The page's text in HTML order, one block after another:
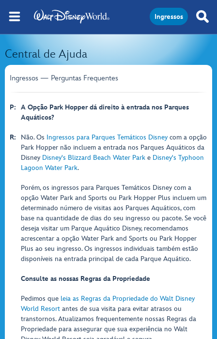
Ingressos
Central de Ajuda
Ingressos — Perguntas Frequentes
P:
A Opção Park Hopper dá direito à entrada nos Parques
Aquáticos?
R: Não. Os Ingressos para Parques Temáticos Disney com a opção
Park Hopper não incluem a entrada nos Parques Aquáticos da
Disney Disney's Blizzard Beach Water Park e Disney's Typhoon
Lagoon Water Park.
Porém, os ingressos para Parques Temáticos Disney com a
opção Water Park and Sports ou Park Hopper Plus incluem um
determinado número de visitas aos Parques Aquáticos, com
base na quantidade de dias do seu ingresso ou pacote. Se você
deseja visitar um Parque Aquático Disney, recomendamos
acrescentar a opção Water Park and Sports ou Park Hopper
Plus ao seu ingresso. Os ingressos individuais também estão
disponíveis na entrada principal de cada Parque Aquático.
Consulte as nossas Regras da Propriedade
Pedimos que leia as Regras da Propriedade do Walt Disney
World Resort antes de sua visita para evitar atrasos ou
transtornos. Atualizamos frequentemente nossas Regras da
Propriedade para assegurar que sua experiência no Walt